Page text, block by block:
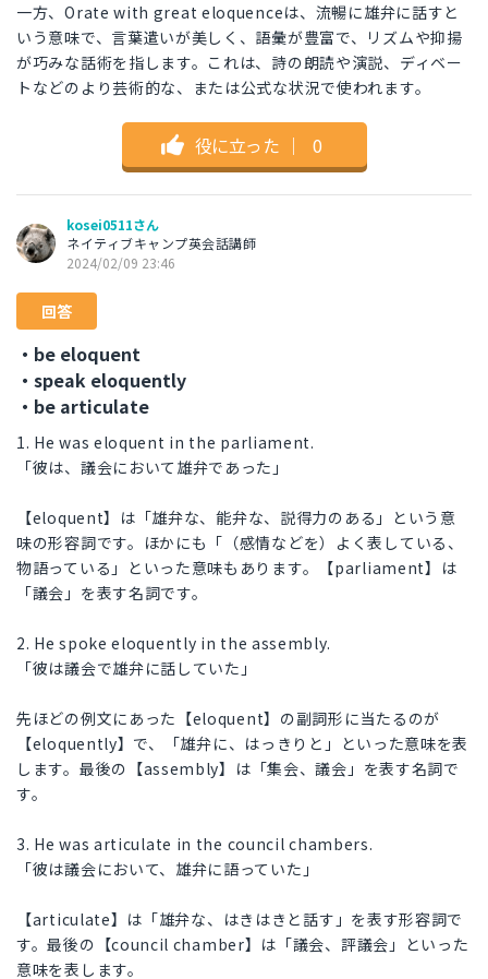
一方、Orate with great eloquenceは、流暢に雄弁に話すと
いう意味で、言葉遣いが美しく、語彙が豊富で、リズムや抑揚
が巧みな話術を指します。これは、詩の朗読や演説、ディベー
トなどのより芸術的な、または公式な状況で使われます。
役に立った ｜ 0
kosei0511さん
ネイティブキャンプ英会話講師
2024/02/09 23:46
回答
・be eloquent
・speak eloquently
・be articulate
1. He was eloquent in the parliament.
「彼は、議会において雄弁であった」
【eloquent】は「雄弁な、能弁な、説得力のある」という意
味の形容詞です。ほかにも「（感情などを）よく表している、
物語っている」といった意味もあります。【parliament】は
「議会」を表す名詞です。
2. He spoke eloquently in the assembly.
「彼は議会で雄弁に話していた」
先ほどの例文にあった【eloquent】の副詞形に当たるのが
【eloquently】で、「雄弁に、はっきりと」といった意味を表
します。最後の【assembly】は「集会、議会」を表す名詞で
す。
3. He was articulate in the council chambers.
「彼は議会において、雄弁に語っていた」
【articulate】は「雄弁な、はきはきと話す」を表す形容詞で
す。最後の【council chamber】は「議会、評議会」といった
意味を表します。